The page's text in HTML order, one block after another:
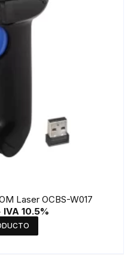
Laser OCBS-W017
IVA 10.5%